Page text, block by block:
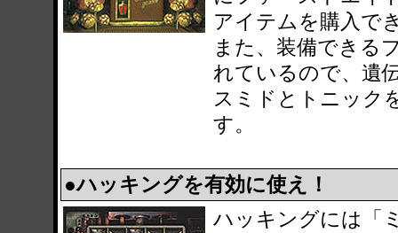
アイテムを購入で
また、装備できる
れているので、遺
スミドとトニック
す。
●ハッキングを有効に使え！
ハッキングには「